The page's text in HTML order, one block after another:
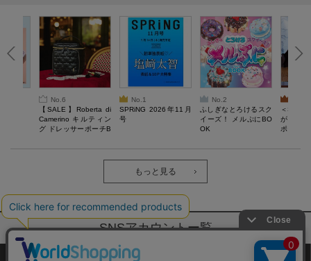
No.6
【SALE】Roberta di
Camerino キルティン
グ ドレッサーポーチB
No.1
SPRiNG 2026年11月
号
No.2
ふしぎなとろけるスク
イーズ！ メルぷにBO
OK
＜SALE
がある
ポーチ
もっと見る
SNSアカウントー覧